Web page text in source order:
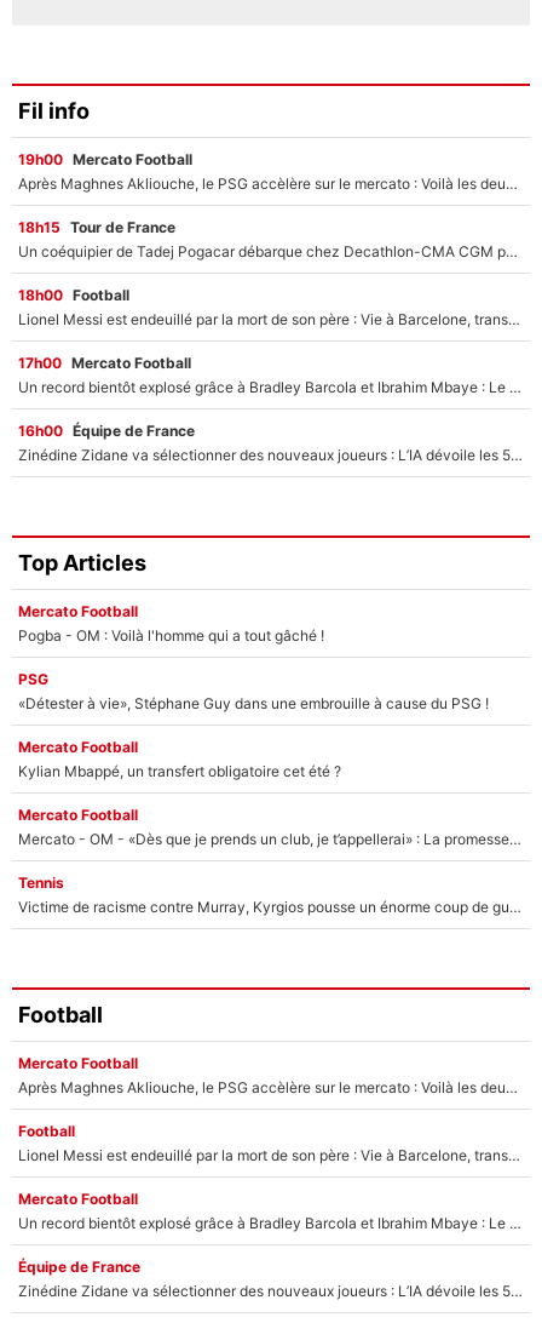
Fil info
19h00 Mercato Football
Après Maghnes Akliouche, le PSG accèlère sur le mercato : Voilà les deux nouvelles recrues qui vont signer la semaine prochaine ?
18h15 Tour de France
Un coéquipier de Tadej Pogacar débarque chez Decathlon-CMA CGM pour épauler Paul Seixas : «Mes meilleures années sont à venir»
18h00 Football
Lionel Messi est endeuillé par la mort de son père : Vie à Barcelone, transfert au PSG... voilà comment Jorge Messi a joué un rôle essentiel dans sa carrière !
17h00 Mercato Football
Un record bientôt explosé grâce à Bradley Barcola et Ibrahim Mbaye : Le PSG sur le point de réaliser un mercato historique ?
16h00 Équipe de France
Zinédine Zidane va sélectionner des nouveaux joueurs : L’IA dévoile les 5 cracks qui pourraient rapidement le rejoindre en équipe de France !
Top Articles
Mercato Football
Pogba - OM : Voilà l'homme qui a tout gâché !
PSG
«Détester à vie», Stéphane Guy dans une embrouille à cause du PSG !
Mercato Football
Kylian Mbappé, un transfert obligatoire cet été ?
Mercato Football
Mercato - OM - «Dès que je prends un club, je t’appellerai» : La promesse de Marcelino au moment de claquer la porte
Tennis
Victime de racisme contre Murray, Kyrgios pousse un énorme coup de gueule !
Football
Mercato Football
Après Maghnes Akliouche, le PSG accèlère sur le mercato : Voilà les deux nouvelles recrues qui vont signer la semaine prochaine ?
Football
Lionel Messi est endeuillé par la mort de son père : Vie à Barcelone, transfert au PSG... voilà comment Jorge Messi a joué un rôle essentiel dans sa carrière !
Mercato Football
Un record bientôt explosé grâce à Bradley Barcola et Ibrahim Mbaye : Le PSG sur le point de réaliser un mercato historique ?
Équipe de France
Zinédine Zidane va sélectionner des nouveaux joueurs : L’IA dévoile les 5 cracks qui pourraient rapidement le rejoindre en équipe de France !